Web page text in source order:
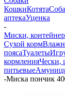
КошкиКотята
аптекаУценка
-
Миски,
Сухой корм
поясаТуалеты
кормленияЧески,
питьевые
-Миска пончик